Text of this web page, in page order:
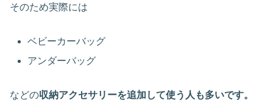
そのため実際には
ベビーカーバッグ
アンダーバッグ
などの収納アクセサリーを追加して使う人も多いです。